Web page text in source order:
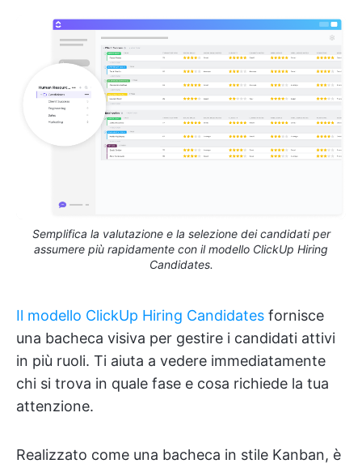
Semplifica la valutazione e la selezione dei candidati per
assumere più rapidamente con il modello ClickUp Hiring
Candidates.
Il modello ClickUp Hiring Candidates fornisce
una bacheca visiva per gestire i candidati attivi
in più ruoli. Ti aiuta a vedere immediatamente
chi si trova in quale fase e cosa richiede la tua
attenzione.
Realizzato come una bacheca in stile Kanban, è